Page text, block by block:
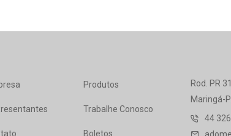
Produtos
Trabalhe Conosco
Boletos
Rod. PR
Maringá-
44